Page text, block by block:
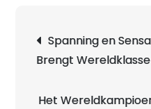
Spanning en
Brengt
Het